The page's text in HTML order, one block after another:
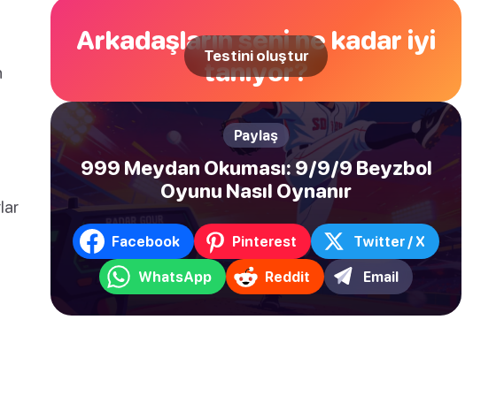
Arkadaşların seni ne kadar iyi
tanıyor?
Testini oluştur
Paylaş
999 Meydan Okuması: 9/9/9 Beyzbol
Oyunu Nasıl Oynanır
Facebook Pinterest Twitter / X
WhatsApp Reddit Email